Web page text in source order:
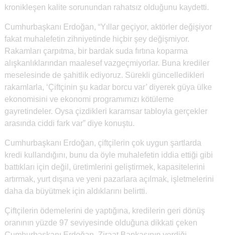
kronikleşen kalite sorunundan rahatsız olduğunu kaydetti.
Cumhurbaşkanı Erdoğan, “Yıllar geçiyor, aktörler değişiyor
fakat muhalefetin zihniyetinde hiçbir şey değişmiyor.
Rakamları çarpıtma, bir bardak suda fırtına koparma
alışkanlıklarından maalesef vazgeçmiyorlar. Buna krediler
meselesinde de şahitlik ediyoruz. Sürekli güncelledikleri
rakamlarla, ‘Çiftçinin şu kadar borcu var’ diyerek güya ülke
ekonomisini ve ekonomi programımızı kötüleme
gayretindeler. Oysa çizdikleri karamsar tabloyla gerçekler
arasında ciddi fark var” diye konuştu.
Cumhurbaşkanı Erdoğan, çiftçilerin çok uygun şartlarda
kredi kullandığını, bunu da öyle muhalefetin iddia ettiği gibi
battıkları için değil, üretimlerini geliştirmek, kapasitelerini
artırmak, yurt dışına ve yeni pazarlara açılmak, işletmelerini
daha da büyütmek için aldıklarını belirtti.
Çiftçilerin ödemelerini de yaptığına, kredilerin geri dönüş
oranının yüzde 97 seviyesinde olduğuna dikkati çeken